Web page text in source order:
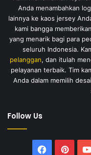
Anda menambahkan
lainnya ke kaos jersey
kami bangga memberikan
yang menarik bagi para
seluruh Indonesia.
pelanggan, dan itulah
pelayanan terbaik. Tim
Anda dalam memilih
Follow Us
Facebook